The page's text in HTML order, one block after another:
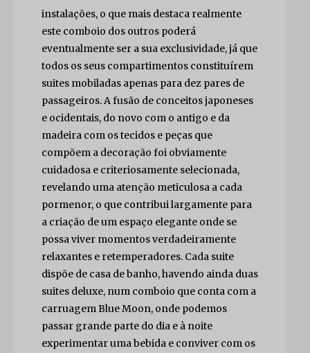
instalações, o que mais destaca realmente
este comboio dos outros poderá
eventualmente ser a sua exclusividade, já que
todos os seus compartimentos constituírem
suites mobiladas apenas para dez pares de
passageiros. A fusão de conceitos japoneses
e ocidentais, do novo com o antigo e da
madeira com os tecidos e peças que
compõem a decoração foi obviamente
cuidadosa e criteriosamente selecionada,
revelando uma atenção meticulosa a cada
pormenor, o que contribui largamente para
a criação de um espaço elegante onde se
possa viver momentos verdadeiramente
relaxantes e retemperadores. Cada suite
dispõe de casa de banho, havendo ainda duas
suites deluxe, num comboio que conta com a
carruagem Blue Moon, onde podemos
passar grande parte do dia e à noite
experimentar uma bebida e conviver com os